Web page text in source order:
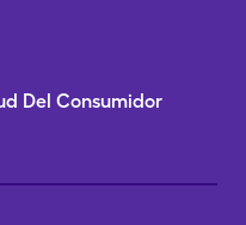
Del Consumidor